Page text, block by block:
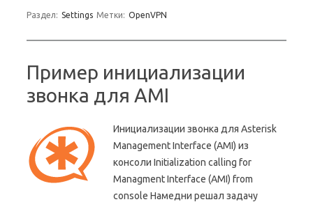
Раздел: Settings Метки: OpenVPN
Пример инициализации
звонка для AMI
Инициализации звонка для Asterisk
Management Interface (AMI) из
консоли Initialization calling for
Managment Interface (AMI) from
console Намедни решал задачу